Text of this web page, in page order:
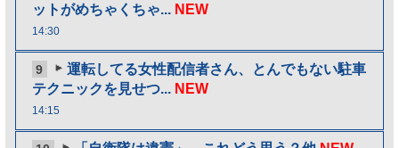
ットがめちゃくちゃ... NEW
14:30
9
運転してる女性配信者さん、とんでもない駐車
テクニックを見せつ... NEW
14:15